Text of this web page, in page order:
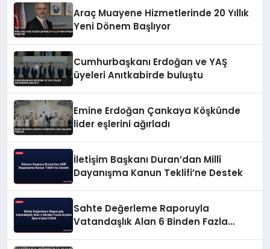
Araç Muayene Hizmetlerinde 20 Yıllık
Yeni Dönem Başlıyor
Cumhurbaşkanı Erdoğan ve YAŞ
üyeleri Anıtkabirde buluştu
Emine Erdoğan Çankaya Köşkünde
lider eşlerini ağırladı
İletişim Başkanı Duran’dan Millî
Dayanışma Kanun Teklifi’ne Destek
Sahte Değerleme Raporuyla
Vatandaşlık Alan 6 Binden Fazla